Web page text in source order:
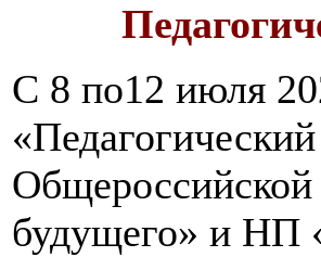
С 8 по12 июля
будущего» и НП